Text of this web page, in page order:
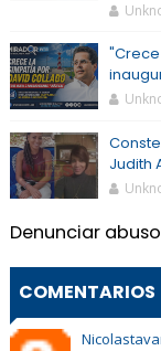
Judith
Denunciar abuso
COMENTARIOS